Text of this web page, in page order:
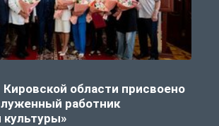
области присвоено
работник
культуры»